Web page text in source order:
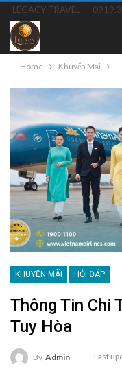
--- LEGACY TRAVEL ---
Home Khuyến Mãi
KHUYẾN MÃI HỎI ĐÁP
Thông Tin Chi
Tuy Hòa
By Admin Last